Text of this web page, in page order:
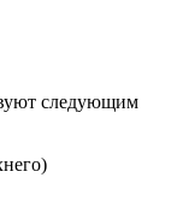
следующим